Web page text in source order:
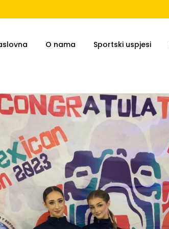
O nama Sportski uspjesi